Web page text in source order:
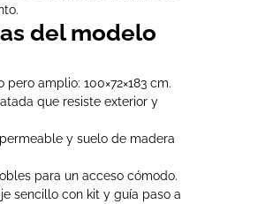
del modelo
pero amplio: 100×72×183 cm.
que resiste exterior y
y suelo de madera
para un acceso cómodo.
sencillo con kit y guía paso a